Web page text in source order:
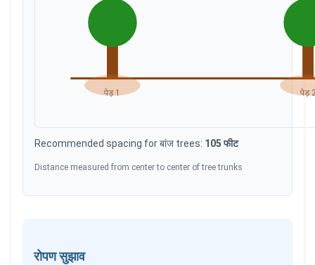
पेड़1 पेड़
Recommended spacing forबांज trees: 105 फीट
Distance measured from center to center of tree trunks
रोपण सुझाव